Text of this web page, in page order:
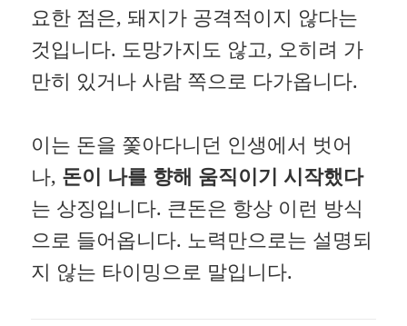
요한 점은, 돼지가 공격적이지 않다는
것입니다. 도망가지도 않고, 오히려 가
만히 있거나 사람 쪽으로 다가옵니다.
이는 돈을 쫓아다니던 인생에서 벗어
나, 돈이 나를 향해 움직이기 시작했다
는 상징입니다. 큰돈은 항상 이런 방식
으로 들어옵니다. 노력만으로는 설명되
지 않는 타이밍으로 말입니다.